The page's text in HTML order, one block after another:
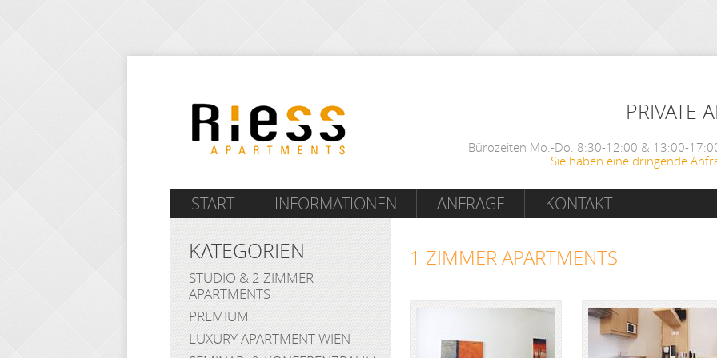
PRIVATE
Bürozeiten Mo.-Do. 8:30-12:00 & 13:00-
Sie haben eine dringende
START INFORMATIONEN ANFRAGE KONTAKT
1 ZIMMER APARTMENTS
KATEGORIEN
STUDIO & 2 ZIMMER
APARTMENTS
PREMIUM
LUXURY APARTMENT WIEN